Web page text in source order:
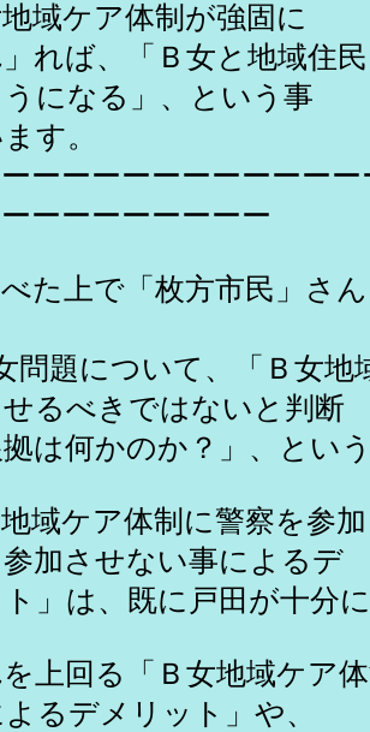
域ケア体制が強固に
れば、「Ｂ女と地域住
になる」、という事
す。
ーーーーーーーーーー
ーーーーーーーー
べた上で「枚方市民」さ
問題について、「Ｂ女地
るべきではないと判断
何かのか？」、とい
ケア体制に警察を参加
加させない事によるデ
は、既に戸田が十分に
る「Ｂ女地域ケア体
るデメリット」や、